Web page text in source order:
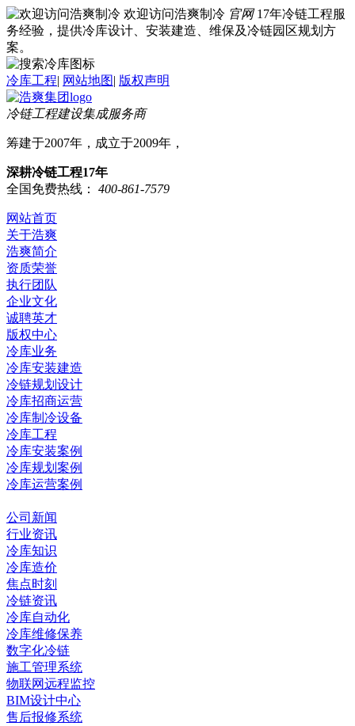
欢迎访问浩爽制冷 官网 17年冷链工程服
务经验，提供冷库设计、安装建造、维保及冷链园区规划方
案。
冷库工程| 网站地图| 版权声明
冷链工程建设集成服务商
筹建于2007年，成立于2009年，
深耕冷链工程17年
全国免费热线：
400-861-7579
网站首页
关于浩爽
浩爽简介
资质荣誉
执行团队
企业文化
诚聘英才
版权中心
冷库业务
冷库安装建造
冷链规划设计
冷库招商运营
冷库制冷设备
冷库工程
冷库安装案例
冷库规划案例
冷库运营案例
公司新闻
行业资讯
冷库知识
冷库造价
焦点时刻
冷链资讯
冷库自动化
冷库维修保养
数字化冷链
施工管理系统
物联网远程监控
BIM设计中心
售后报修系统